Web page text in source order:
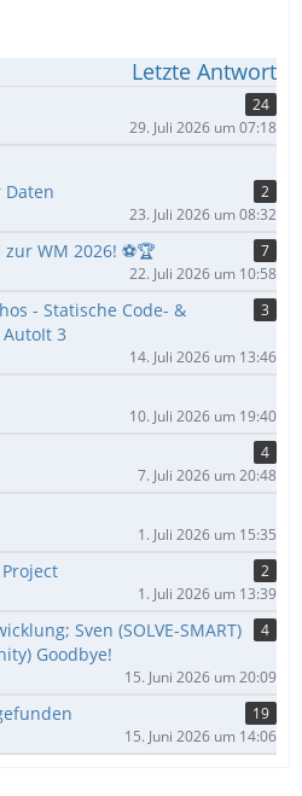
Letzte Antwort
24
29. Juli 2026 um 07:18
2
23. Juli 2026 um 08:32
WM 2026! ⚽🏆
7
22. Juli 2026 um 10:58
- Statische Code- &
3
3
14. Juli 2026 um 13:46
10. Juli 2026 um 19:40
4
7. Juli 2026 um 20:48
1. Juli 2026 um 15:35
2
1. Juli 2026 um 13:39
Sven (SOLVE-SMART)
Goodbye!
4
15. Juni 2026 um 20:09
19
15. Juni 2026 um 14:06